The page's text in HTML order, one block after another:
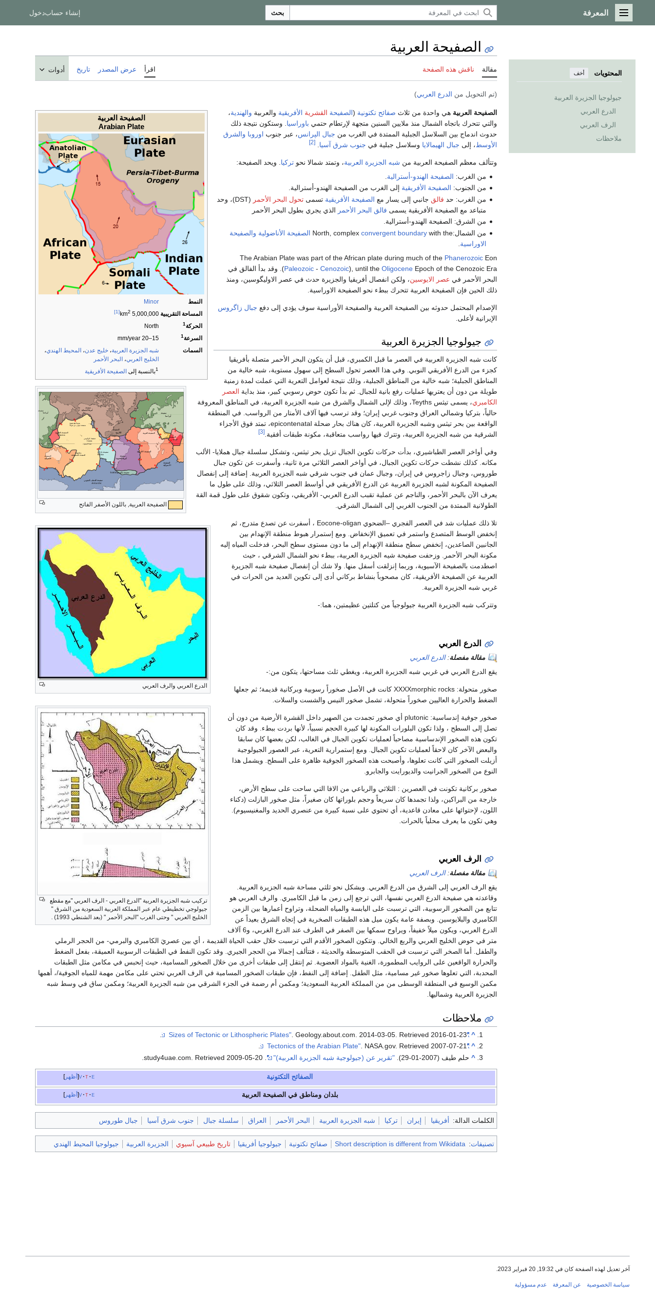
القائمة الرئيسية
المعرفة بحث إنشاء حسابدخول
المحتويات أخف
جيولوجيا الجزيرة العربية
الدرع العربي
الرف العربي
ملاحظات
الصفيحة العربية
مقالة ناقش هذه الصفحة اقرأ عرض المصدر تاريخ أدوات
(تم التحويل من الدرع العربي)
الصفيحة العربية
Arabian Plate
النمط
Minor
المساحة التقريبية 5,000,000 km
2
[1]
الحركة1
North
السرعة1
15–20 mm/year
السمات
شبه الجزيرة العربية، خليج عدن، المحيط الهندي،
الخليج العربي، البحر الأحمر
1بالنسبة إلى الصفيحة الأفريقية
الصفيحة العربية, باللون الأصفر الفاتح
الصفيحة العربية هي واحدة من ثلاث صفائح تكتونية (الصفيحة القشرية الأفريقية والعربية والهندية،
والتي تتحرك باتجاه الشمال منذ ملايين السنين متجهة لإرتطام حتمي باوراسيا . وستكون نتيجة ذلك
حدوث اندماج بين السلاسل الجبلية الممتدة في الغرب من جبال الپرانس، عبر جنوب اوروبا والشرق
الأوسط، إلى جبال الهيمالايا وسلاسل جبلية في جنوب شرق آسيا [2]
وتتألف معظم الصفيحة العربية من شبه الجزيرة العربية، وتمتد شمالا نحو تركيا . ويحد الصفيحة:
من الغرب: الصفيحة الهندو-أسترالية
من الجنوب: الصفيحة الأفريقية إلى الغرب من الصفيحة الهندو-أسترالية.
من الغرب: حد فالق جانبي إلى يسار مع الصفيحة الأفريقية تسمىتحول البحر الأحمر
(DST)، وحد
متباعد مع الصفيحة الأفريقية يسمى فالق البحر الأحمر الذي يجري بطول البحر الأحمر
من الشرق: الصفيحة الهندو-أسترالية.
من الشمال:North, complex
convergent boundarywith the الصفيحة الأناضولية والصفيحة
الاوراسية
The Arabian Plate was part of the African plate during much of the Phanerozoic Eon
(Paleozoic - Cenozoic), until the Oligocene
Epoch of the Cenozoic Era. وقد بدأ الفالق في
البحر الأحمر في عصر الايوسين، ولكن انفصال أفريقيا والجزيرة حدث في عصر الاوليگوسين، ومنذ
ذلك الحين فإن الصفيحة العربية تتحرك ببطء نحو الصفيحة الاوراسية.
الإصدام المحتمل حدوثه بين الصفيحة العربية والصفيحة الأوراسية سوف يؤدي إلى دفع جبال زاگروس
الإيرانية لأعلى.
جيولوجيا الجزيرة العربية
الدرع العربي والرف العربي
تركيب شبه الجزيرة العربية "الدرع العربي - الرف العربي "مع مقطع
جيولوجي تخطيطي عام عبر المملكة العربية السعودية من الشرق "
الخليج العربي " وحتى الغرب "البحر الأحمر " (بعد الشنطي 1993) .
كانت شبه الجزيرة العربية في العصر ما قبل الكمبري، قبل أن يتكون البحر الأحمر متصلة بأفريقيا
كجزء من الدرع الأفريقي النوبي. وفي هذا العصر تحول السطح إلى سهول مستوية، شبه خالية من
المناطق الجبلية؛ شبه خالية من المناطق الجبلية، وذلك نتيجة لعوامل التعرية التي عملت لمدة زمنية
طويلة من دون أن يعتريها عمليات رفع بانية للجبال. ثم بدأ تكون حوض رسوبي كبير، منذ بداية العصر
الكامبري
، يسمى تيثس Teyths، وذلك لإلى الشمال والشرق من شبه الجزيرة العربية، في المناطق المعروفة
حالياً، بتركيا وشمالي العراق وجنوب غربي إيران؛ وقد ترسب فيها آلاف الأمتار من الرواسب. في المنطقة
الواقعة بين بحر تيثس وشبه الجزيرة العربية، كان هناك بحار ضحلة epicontenatal، تمتد فوق الأجزاء
الشرقية من شبه الجزيرة العربية، وتترك فيها رواسب متعاقبة، مكونة طبقات أفقية. [3]
وفي أواخر العصر الطباشيري، بدأت حركات تكوين الجبال تزيل بحر تيثس، وتشكل سلسلة جبال هملايا- الألب
مكانه. كذلك نشطت حركات تكوين الجبال، في أواخر العصر الثلاثي مرة ثانية، وأسفرت عن تكون جبال
طوروس، وجبال زاجروس في إيران، وجبال عمان في جنوب شرقي شبه الجزيرة العربية. إضافة إلى إنفصال
الصفيحة المكونة لشبه الجزيرة العربية عن الدرع الأفريقي في أواسط العصر الثلاثي، وذلك على طول ما
يعرف الآن بالبحر الأحمر، والناجم عن عملية تقبب الدرع العربي- الأفريقي، وتكون شقوق على طول قمة القة
الطولانية الممتدة من الجنوب الغربي إلى الشمال الشرقي.
تلا ذلك عمليات شد في العصر الفجري –الضحوي Eocone-oligan ، أسفرت عن تصدع متدرج، ثم
إنخفض الوسط المتصدع واستمر في تعميق الإنخفاض. ومع إستمرار هبوط منطقة الإنهدام بين
الجانبين الصاعدين، إنخفض سطح منطقة الإنهدام إلى ما دون مستوى سطح البحر، فدخلت المياه إليه
مكونة البحر الأحمر. وزحفت صفيحة شيه الجزيرة العربية، ببطء نحو الشمال الشرقي ، حيث
اصطدمت بالصفيحة الآسيوية، وربما إنزلقت أسفل منها. ولا شك أن إنفصال صفيحة شبه الجزيرة
العربية عن الصفيحة الأفريقية، كان مصحوباً بنشاط بركاني أدى إلى تكوين العديد من الحرات في
غربي شبه الجزيرة العربية.
وتتركب شبه الجزيرة العربية جيولوجياً من كتلتين عظيمتين، هما:-
الدرع العربي
مقالة مفصلة:الدرع العربي
يقع الدرع العربي في غربي شبه الجزيرة العربية، ويغطي ثلث مساحتها، يتكون من:-
صخور متحولة: XXXXmorphic rocks كانت في الأصل صخوراً رسوبية وبركانية قديمة؛ ثم جعلها
الضغط والحرارة العاليين صخوراً متحولة، تشمل صخور النيس والشست والسلات.
صخور جوفية إندساسية: plutonic أي صخور تجمدت من الصهير داخل القشرة الأرضية من دون أن
تصل إلى السطح ، ولذا تكون البلورات المكونة لها كبيرة الحجم نسبياً، لأنها بردت ببطء. وقد كان
تكون هذه الصخور الإندساسية مصاحباً لعمليات تكوين الجبال في الغالب، لكن بعضها كان سابقا
والبعض الآخر كان لاحقاً لعمليات تكوين الجبال. ومع إستمرارية التعرية، عبر العصور الجيولوجية
أزيلت الصخور التي كانت تعلوها، وأصبحت هذه الصخور الجوفية ظاهرة على السطح. ويشمل هذا
النوع من الصخور الجرانيت والديورايت والجابرو.
صخور بركانية تكونت في العصرين : الثلاثي والرباعي من الافا التي ساحت على سطح الأرض،
خارجة من البراكين، ولذا تجمدها كان سريعاً وحجم بلوراتها كان صغيراً، مثل صخور البازلت (دكناء
اللون، لإحتوائها على معادن قاعدية، أي تحتوي على نسبة كبيرة من عنصري الحديد والمغنيسيوم).
وهي تكون ما يعرف محلياً بالحرات.
الرف العربي
مقالة مفصلة:الرف العربي
يقع الرف العربي إلى الشرق من الدرع العربي. ويشكل نحو ثلثي مساحة شبه الجزيرة العربية.
وقاعدته هي صفيحة الدرع العربي نفسها، التي ترجع إلى زمن ما قبل الكامبري. والرف العربي هو
تتابع من الصخور الرسوبية، التي ترسبت على اليابسة والمياه الضحلة، وتراوح أعمارها بين الزمن
الكامبري والبلايوسين. وبصفة عامة يكون ميل هذه الطبقات الصخرية في إتجاه الشرق بعيداً عن
الدرع العربي، ويكون ميلاً خفيفاً، ويراوح سمكها بين الصفر في الطرف عند الدرع الغربي، و6 آلاف
متر في حوض الخليج العربي والربع الخالي. وتتكون الصخور الأقدم التي ترسبت خلال حقب الحياة القديمة ، أي بين عصريَ الكامبري والبرمي- من الحجر الرملي
والطفل. أما الصخر التي ترسبت في الحقب المتوسطة والحديثة ، فتتألف إجمالا من الحجر الجيري. وقد تكون النفط في الطبقات الرسوبية العميقة، بفعل الضغط
والحرارة الواقعين على الروايب المطمورة، الغنية بالمواد العضوية. ثم إنتقل إلى طبقات أخرى من خلال الصخور المسامية، حيث إنحبس في مكامن مثل الطبقات
المحدبة، التي تعلوها صخور غير مسامية، مثل الطفل. إضافة إلى النفط، فإن طبقات الصخور المسامية في الرف العربي تحتي على مكامن مهمة للمياه الجوفية/، أهمها
مكمن الوسيع في المنطقة الوسطى من من المملكة العربية السعودية؛ ومكمن أم رضمة في الجزء الشرقي من شبه الجزيرة العربية؛ ومكمن ساق في وسط شبه
الجزيرة العربية وشماليها.
ملاحظات
^
"Sizes of Tectonic or Lithospheric Plates"
. Geology.about.com. 2014-03-05 . Retrieved 2016-01-23
.
^
"Tectonics of the Arabian Plate"
. NASA.gov. Retrieved2007-07-21
.
^ حلم طيف (2007-01-29). "تقرير عن (جيولوجية شبه الجزيرة العربية)" . Retrieved 2009-05-20
.
أظهر v t e الصفائح التكتونية
أظهر v t e بلدان ومناطق في الصفيحة العربية
الكلمات الدالة: أفريقيا إيران تركيا شبه الجزيرة العربية البحر الأحمر العراق سلسلة جبال جنوب شرق آسيا جبال طوروس
تصنيفات:
Short description is different from Wikidata صفائح تكتونية جيولوجيا أفريقيا تاريخ طبيعي آسيوي الجزيرة العربية جيولوجيا المحيط الهندي
آخر تعديل لهذه الصفحة كان في 19:32, 20 فبراير 2023.
سياسة الخصوصية عن المعرفة عدم مسؤولية